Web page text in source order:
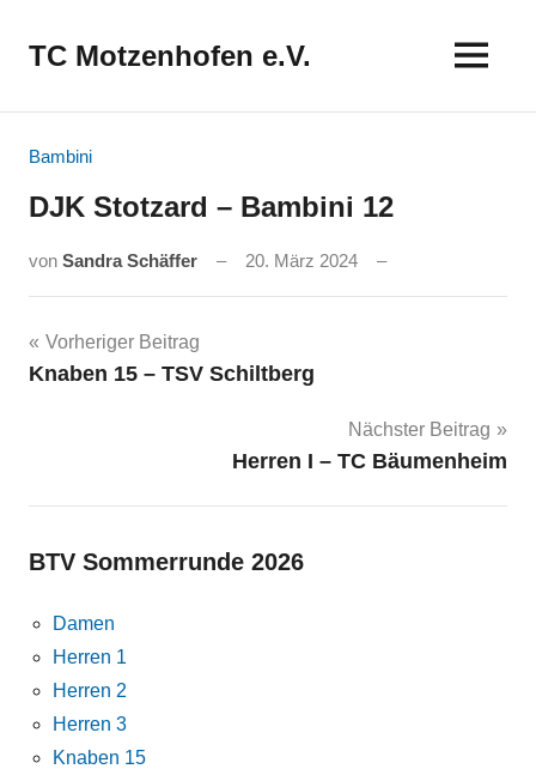
InhaltTC Motzenhofen e.V.
Bambini
DJK Stotzard – Bambini 12
von Sandra Schäffer 20. März 2024
Beitragsnavigation
Vorheriger Beitrag
Knaben 15 – TSV Schiltberg
Nächster Beitrag
Herren I – TC Bäumenheim
BTV Sommerrunde 2026
Damen
Herren 1
Herren 2
Herren 3
Knaben 15